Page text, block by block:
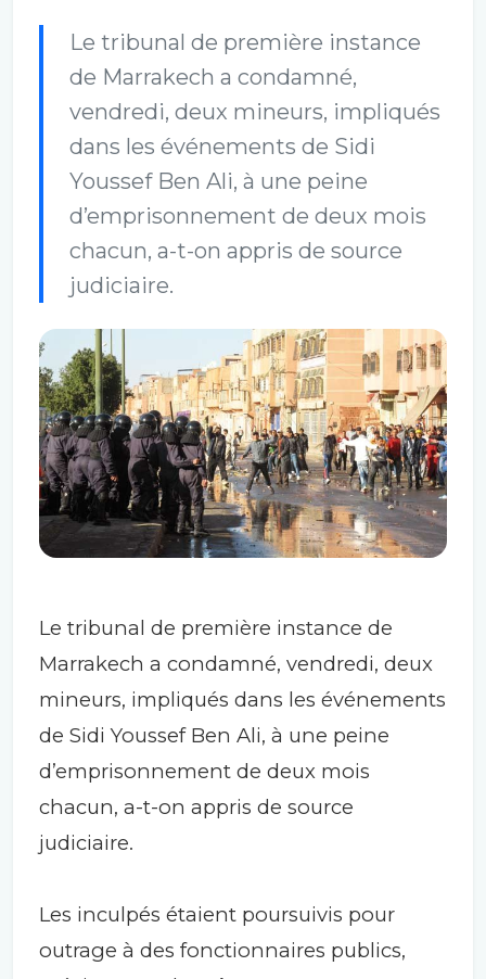
Le tribunal de première instance
de Marrakech a condamné,
vendredi, deux mineurs, impliqués
dans les événements de Sidi
Youssef Ben Ali, à une peine
d’emprisonnement de deux mois
chacun, a-t-on appris de source
judiciaire.
Le tribunal de première instance de
Marrakech a condamné, vendredi, deux
mineurs, impliqués dans les événements
de Sidi Youssef Ben Ali, à une peine
d’emprisonnement de deux mois
chacun, a-t-on appris de source
judiciaire.
Les inculpés étaient poursuivis pour
outrage à des fonctionnaires publics,